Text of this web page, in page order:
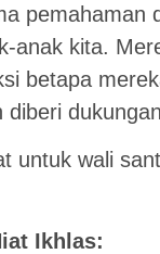
pemahaman
anak kita.
betapa
diberi
untuk wali
Ikhlas: